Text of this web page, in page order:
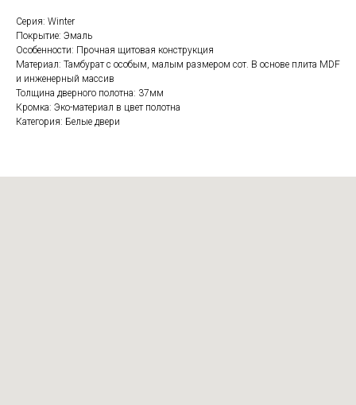
Серия: Winter
Покрытие: Эмаль
Особенности: Прочная щитовая конструкция
Материал: Тамбурат с особым, малым размером сот. В основе плита MDF
и инженерный массив
Толщина дверного полотна: 37мм
Кромка: Эко-материал в цвет полотна
Категория: Белые двери